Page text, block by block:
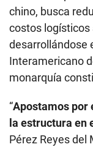
chino, busca
costos logísticos
desarrollándose
Interamericano
monarquía
“Apostamos por
la estructura en
Pérez Reyes del